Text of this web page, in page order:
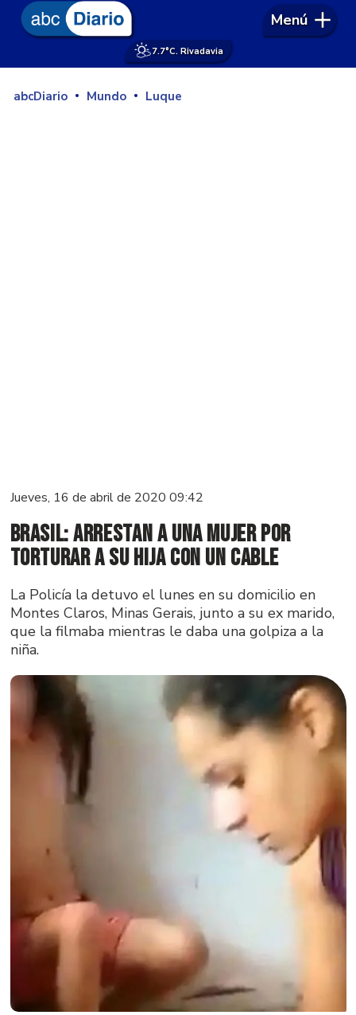
7.7°C. Rivadavia
Menú
abcDiario Mundo Luque
Jueves, 16 de abril de 2020 09:42
Brasil: arrestan a una mujer por
torturar a su hija con un cable
La Policía la detuvo el lunes en su domicilio en
Montes Claros, Minas Gerais, junto a su ex marido,
que la filmaba mientras le daba una golpiza a la
niña.